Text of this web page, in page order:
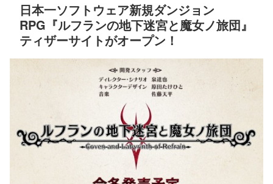
日本一ソフトウェア新規ダンジョン
RPG『ルフランの地下迷宮と魔女ノ旅団』
ティザーサイトがオープン！